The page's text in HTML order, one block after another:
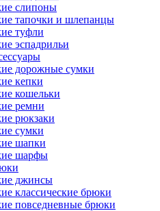
слипоны
тапочки и шлепанцы
туфли
эспадрильи
дорожные сумки
кепки
кошельки
ремни
рюкзаки
сумки
шапки
шарфы
джинсы
классические брюки
повседневные брюки